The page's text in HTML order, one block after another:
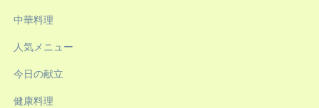
中華料理
人気メニュー
今日の献立
健康料理